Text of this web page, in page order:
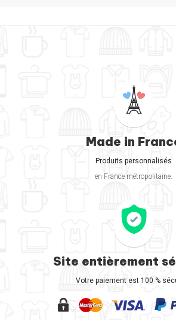
Made in
Produits personnalisés
en France métropolitaine.
Site entièrement
Votre paiement est 100 %